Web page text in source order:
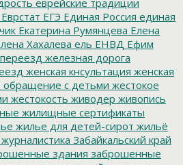
Еврстат ЕГЭ Единая Россия единая
Екатерина Румянцева Елена
Хахалева ель ЕНВД Ефим
железная дорога
женская кнсультация женская
обращение с детьми жестокое
жестокость живодер живопись
жилищные сертификаты
жилье для детей-сирот жильё
журналистика Забайкальский край
здания заброшенные